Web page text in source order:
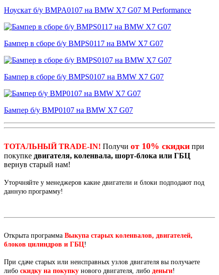
Ноускат б/у BMPA0107 на BMW X7 G07 M Performance
Бампер в сборе б/у BMPS0117 на BMW X7 G07
Бампер в сборе б/у BMPS0107 на BMW X7 G07
Бампер б/у BMP0107 на BMW X7 G07
ТОТАЛЬНЫЙ TRADE-IN! Получи от 10% скидки при
покупке двигателя, коленвала, шорт-блока или ГБЦ
вернув старый нам!
Уторчняйте у менеджеров какие двигатели и блоки подподают под
данную программу!
Открыта программа Выкупа старых коленвалов, двигателей,
блоков цилиндров и ГБЦ!
При сдаче старых или неисправных узлов двигателя вы получаете
либо скидку на покупку нового двигателя, либо деньги!